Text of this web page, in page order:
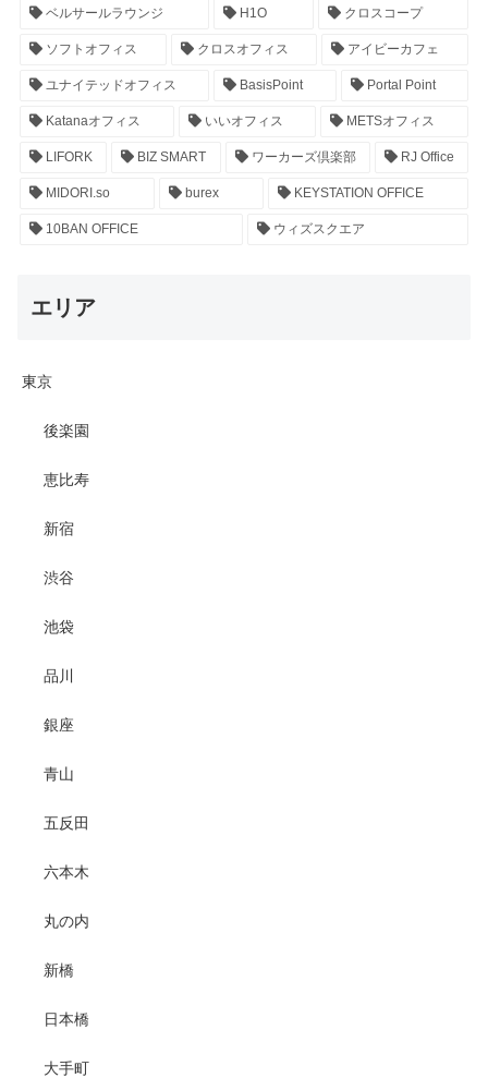
ベルサールラウンジ H1O クロスコープ
ソフトオフィス クロスオフィス アイビーカフェ
ユナイテッドオフィス BasisPoint Portal Point
Katanaオフィス いいオフィス METSオフィス
LIFORK BIZ SMART ワーカーズ倶楽部 RJ Office
MIDORI.so burex KEYSTATION OFFICE
10BAN OFFICE ウィズスクエア
エリア
東京
後楽園
恵比寿
新宿
渋谷
池袋
品川
銀座
青山
五反田
六本木
丸の内
新橋
日本橋
大手町